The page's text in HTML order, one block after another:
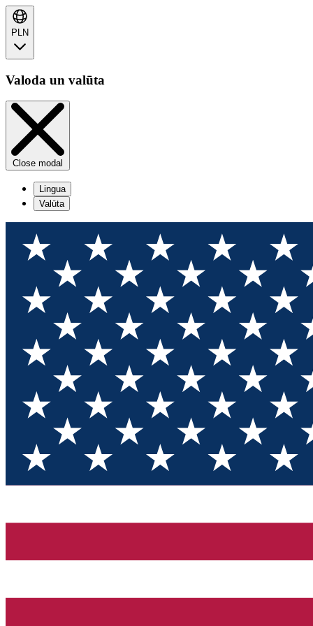
PLN
Valoda un valūta
Close modal
Lingua
Valūta